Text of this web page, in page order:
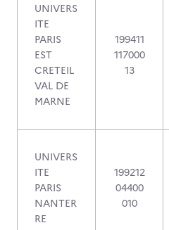
UNIVERS
ITE
PARIS
EST
CRETEIL
VAL DE
MARNE
199411
117000
13
UNIVERS
ITE
PARIS
NANTER
RE
199212
04400
010